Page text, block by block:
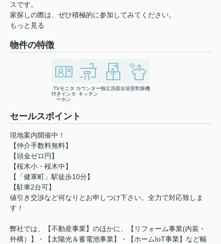
スです。
家探しの際は、ぜひ積極的に参加してみてください。
もっと見る
物件の特徴
TVモニタ
付きインタ
ーホン
カウンター
キッチン
独立洗面台浴室乾燥機
セールスポイント
現地案内開催中！
【仲介手数料無料】
【頭金ゼロ円】
【桜木小・桜木中】
【「健軍町」駅徒歩10分】
【駐車2台可】
値引き交渉など何なりとお申しつけ下さい。全力で対応致しま
す！
弊社では、【不動産事業】のほかに、【リフォーム事業(内装・
外構）】・【太陽光＆蓄電池事業】・【ホームIoT事業】など幅